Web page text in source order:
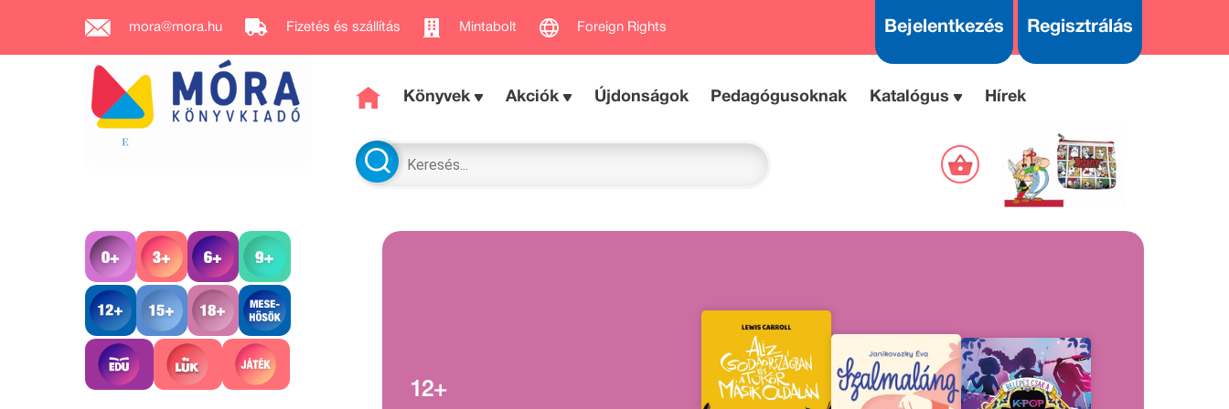
mora@mora.hu Fizetés és szállítás Mintabolt Foreign Rights Bejelentkezés Regisztrálás
Könyvek Akciók Újdonságok Pedagógusoknak Katalógus Hírek
12+